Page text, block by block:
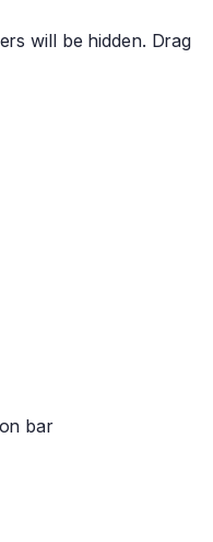
will be hidden. Drag
bar